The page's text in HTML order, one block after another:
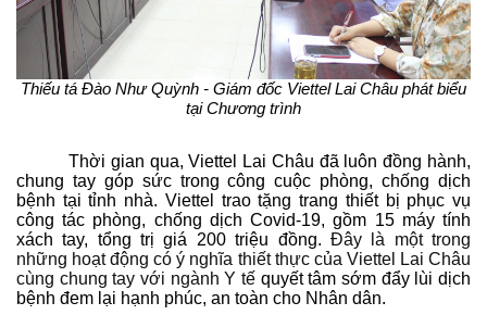
Thiếu tá Đào Như Quỳnh - Giám đốc Viettel Lai Châu phát biểu
tại Chương trình
Thời gian qua, Viettel Lai Châu đã luôn đồng hành,
chung tay góp sức trong công cuộc phòng, chống dịch
bệnh tại tỉnh nhà. Viettel trao tặng trang thiết bị phục vụ
công tác phòng, chống dịch Covid-19, gồm 15 máy tính
xách tay, tổng trị giá 200 triệu đồng. Đây là một trong
những hoạt động có ý nghĩa thiết thực của Viettel Lai Châu
cùng chung tay với ngành Y tế quyết tâm sớm đẩy lùi dịch
bệnh đem lại hạnh phúc, an toàn cho Nhân dân.